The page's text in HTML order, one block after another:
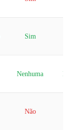
Sim
Nenhuma
Não